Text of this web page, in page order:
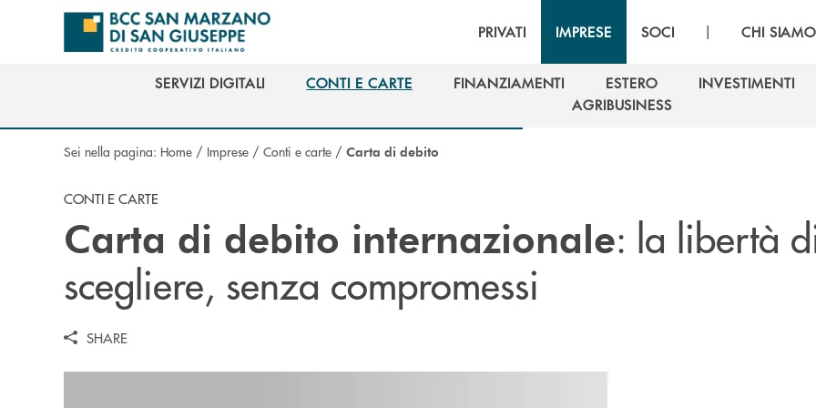
Salta al contenuto principale
PRIVATI IMPRESE SOCI | CHI SIAMO
SERVIZI DIGITALI
CONTI E CARTE
FINANZIAMENTI
ESTERO
ESTERO
INVESTIMENTI
AGRIBUSINESS
Sei nella pagina: Home / Imprese / Conti e carte / Carta di debito
CONTI E CARTE
Carta di debito internazionale: la libertà
scegliere, senza compromessi
SHARE